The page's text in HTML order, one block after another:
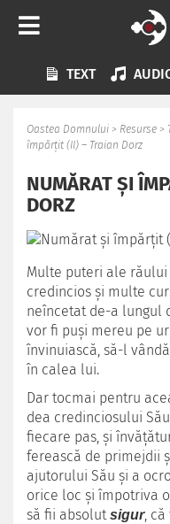
TEXT
Oastea Domnului > Resurse >
împărţit (II) – Traian Dorz
NUMĂRAT ŞI
DORZ
Multe puteri ale
credincios şi multe
neîncetat de-a lungul
vor fi puşi mereu pe
învinuiască, să-l
în calea lui.
Dar tocmai pentru
dea credinciosului
fiecare pas, şi
ferească de primejdii
ajutorului Său şi a
orice loc şi împotriva
să fii absolutsigur, că